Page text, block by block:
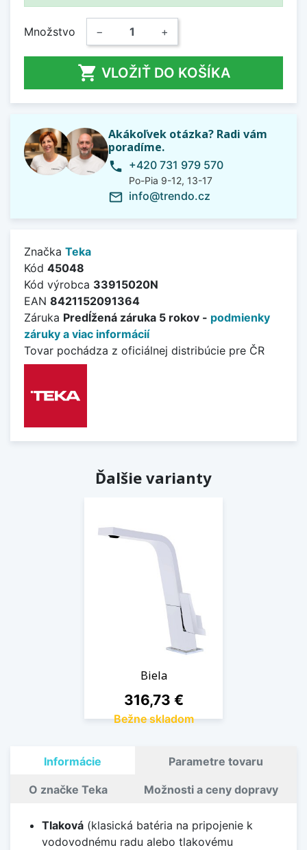
Množstvo − +
 VLOŽIŤ DO KOŠÍKA
Akákoľvek otázka? Radi vám
poradíme.
phone +420 731 979 570
Po-Pia 9-12, 13-17
mail_outline info@trendo.cz
Značka Teka
Kód 45048
Kód výrobca 33915020N
EAN 8421152091364
Záruka Predĺžená záruka 5 rokov - podmienky
záruky a viac informácií
Tovar pochádza z oficiálnej distribúcie pre ČR
Ďalšie varianty
Biela
Cena
316,73 €
Bežne skladom
Informácie Parametre tovaru
O značke Teka Možnosti a ceny dopravy
Tlaková(klasická batéria na pripojenie k
vodovodnému radu alebo tlakovému